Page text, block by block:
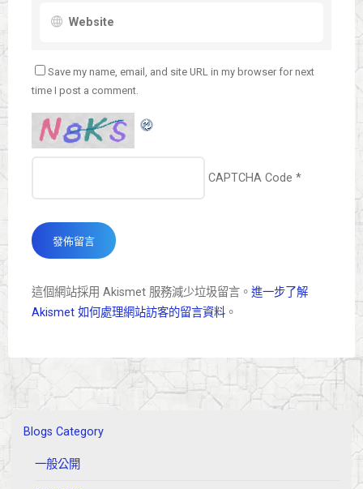
Save my name, email, and site URL in my browser for next
time I post a comment.
CAPTCHA Code *
這個網站採用 Akismet 服務減少垃圾留言。 進一步了解
Akismet 如何處理網站訪客的留言資料。
Blogs Category
一般公開